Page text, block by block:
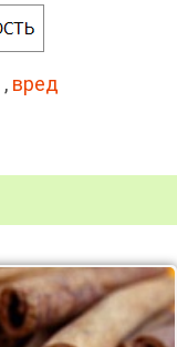
, вред